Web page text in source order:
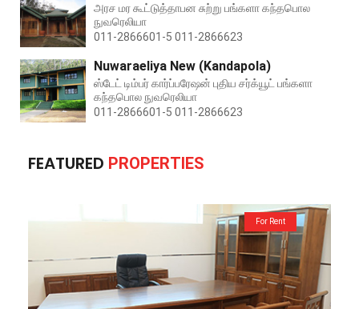
அரச மர கூட்டுத்தாபன சுற்று பங்களா கந்தபொல
நுவரெலியா
011-2866601-5 011-2866623
Nuwaraeliya New (Kandapola)
ஸ்டேட் டிம்பர் கார்ப்பரேஷன் புதிய சர்க்யூட் பங்களா
கந்தபொல நுவரெலியா
011-2866601-5 011-2866623
FEATURED PROPERTIES
For Rent